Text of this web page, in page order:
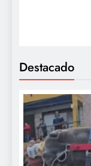
Destacado